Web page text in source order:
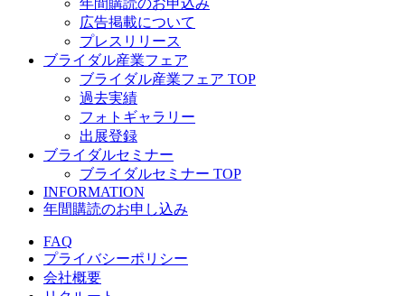
広告掲載について
プレスリリース
ブライダル産業フェア
ブライダル産業フェア TOP
過去実績
フォトギャラリー
出展登録
ブライダルセミナー
ブライダルセミナー TOP
INFORMATION
年間購読のお申し込み
FAQ
プライバシーポリシー
会社概要